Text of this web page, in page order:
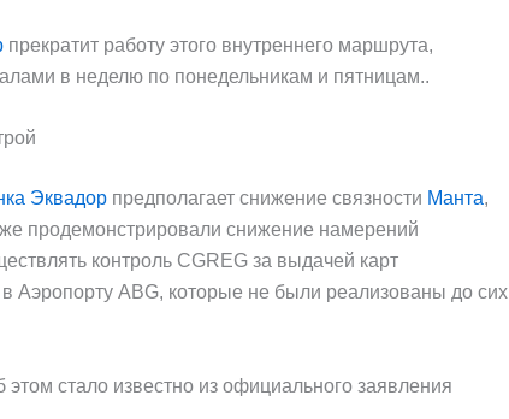
прекратит работу этого внутреннего маршрута,
в неделю по понедельникам и пятницам..
Эквадор предполагает снижение связности Манта,
продемонстрировали снижение намерений
контроль CGREG за выдачей карт
Аэропорту ABG, которые не были реализованы до сих
стало известно из официального заявления